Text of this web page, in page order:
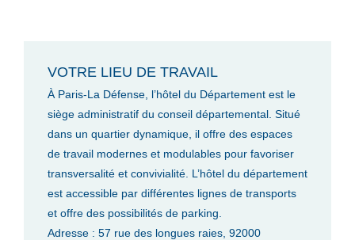
VOTRE LIEU DE TRAVAIL
À Paris-La Défense, l’hôtel du Département est le
siège administratif du conseil départemental. Situé
dans un quartier dynamique, il offre des espaces
de travail modernes et modulables pour favoriser
transversalité et convivialité. L’hôtel du département
est accessible par différentes lignes de transports
et offre des possibilités de parking.
Adresse : 57 rue des longues raies, 92000